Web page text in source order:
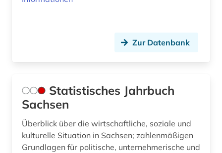
Zur Datenbank
Statistisches Jahrbuch
Sachsen
Überblick über die wirtschaftliche, soziale und
kulturelle Situation in Sachsen; zahlenmäßigen
Grundlagen für politische, unternehmerische und